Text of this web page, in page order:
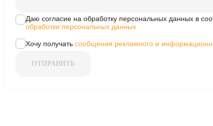
Даю согласие на обработку персональных данных в
обработки персональных данных
Хочу получать сообщения рекламного и
ОТПРАВИТЬ